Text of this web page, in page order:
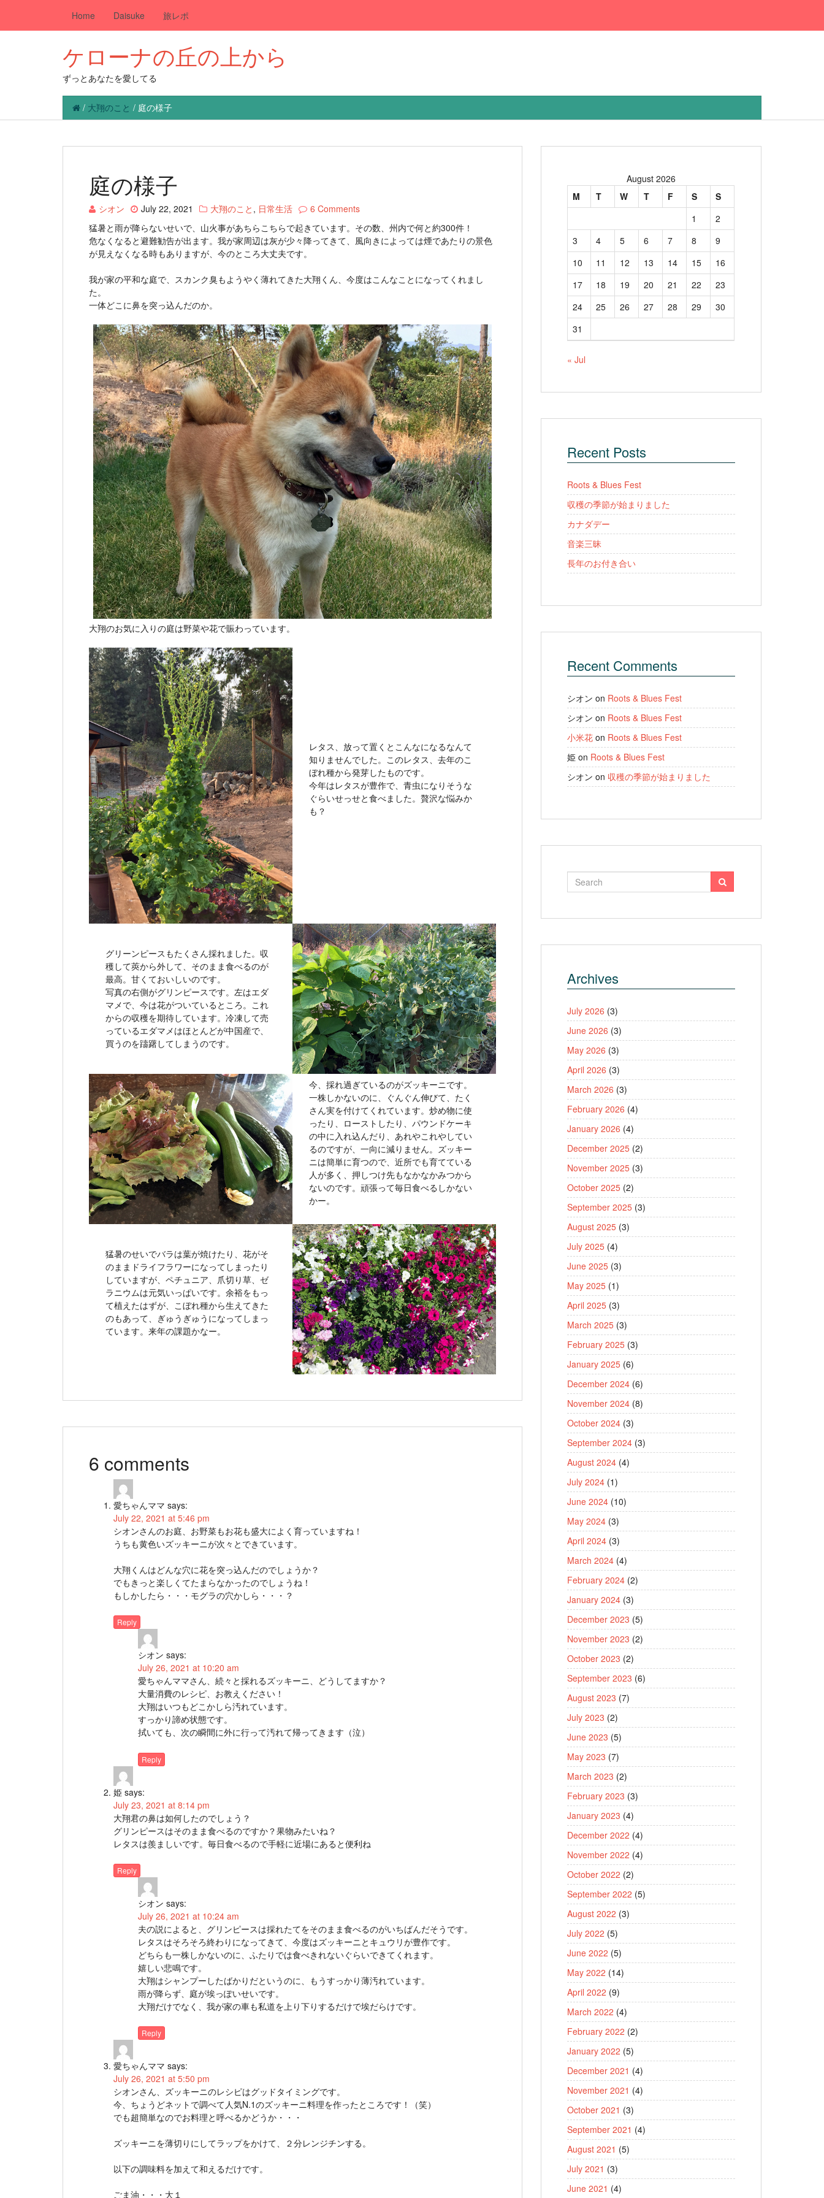
Home Daisuke 旅レポ
ケローナの丘の上から
ずっとあなたを愛してる
/ 大翔のこと / 庭の様子
庭の様子
シオン July 22, 2021 大翔のこと , 日常生活
6 Comments
猛暑と雨が降らないせいで、山火事があちらこちらで起きています。その数、州内で何と約300件！
危なくなると避難勧告が出ます。我が家周辺は灰が少々降ってきて、風向きによっては煙であたりの景色
が見えなくなる時もありますが、今のところ大丈夫です。
我が家の平和な庭で、スカンク臭もようやく薄れてきた大翔くん、今度はこんなことになってくれまし
た。
一体どこに鼻を突っ込んだのか。
大翔のお気に入りの庭は野菜や花で賑わっています。
レタス、放って置くとこんなになるなんて
知りませんでした。このレタス、去年のこ
ぼれ種から発芽したものです。
今年はレタスが豊作で、青虫になりそうな
ぐらいせっせと食べました。贅沢な悩みか
も？
グリーンピースもたくさん採れました。収
穫して莢から外して、そのまま食べるのが
最高。甘くておいしいのです。
写真の右側がグリンピースです。左はエダ
マメで、今は花がついているところ。これ
からの収穫を期待しています。冷凍して売
っているエダマメはほとんどが中国産で、
買うのを躊躇してしまうのです。
今、採れ過ぎているのがズッキーニです。
一株しかないのに、ぐんぐん伸びて、たく
さん実を付けてくれています。炒め物に使
ったり、ローストしたり、パウンドケーキ
の中に入れ込んだり、あれやこれやしてい
るのですが、一向に減りません。ズッキー
ニは簡単に育つので、近所でも育てている
人が多く、押しつけ先もなかなかみつから
ないのです。頑張って毎日食べるしかない
かー。
猛暑のせいでバラは葉が焼けたり、花がそ
のままドライフラワーになってしまったり
していますが、ペチュニア、爪切り草、ゼ
ラニウムは元気いっぱいです。余裕をもっ
て植えたはずが、こぼれ種から生えてきた
のもあって、ぎゅうぎゅうになってしまっ
ています。来年の課題かなー。
6 comments
愛ちゃんママ says:
July 22, 2021 at 5:46 pm
シオンさんのお庭、お野菜もお花も盛大によく育っていますね！
うちも黄色いズッキーニが次々とできています。
大翔くんはどんな穴に花を突っ込んだのでしょうか？
でもきっと楽しくてたまらなかったのでしょうね！
もしかしたら・・・モグラの穴かしら・・・？
Reply
シオン says:
July 26, 2021 at 10:20 am
愛ちゃんママさん、続々と採れるズッキーニ、どうしてますか？
大量消費のレシピ、お教えください！
大翔はいつもどこかしら汚れています。
すっかり諦め状態です。
拭いても、次の瞬間に外に行って汚れて帰ってきます（泣）
Reply
姫 says:
July 23, 2021 at 8:14 pm
大翔君の鼻は如何したのでしょう？
グリンピースはそのまま食べるのですか？果物みたいね？
レタスは羨ましいです。毎日食べるので手軽に近場にあると便利ね
Reply
シオン says:
July 26, 2021 at 10:24 am
夫の説によると、グリンピースは採れたてをそのまま食べるのがいちばんだそうです。
レタスはそろそろ終わりになってきて、今度はズッキーニとキュウリが豊作です。
どちらも一株しかないのに、ふたりでは食べきれないぐらいできてくれます。
嬉しい悲鳴です。
大翔はシャンプーしたばかりだというのに、もうすっかり薄汚れています。
雨が降らず、庭が埃っぽいせいです。
大翔だけでなく、我が家の車も私道を上り下りするだけで埃だらけです。
Reply
愛ちゃんママ says:
July 26, 2021 at 5:50 pm
シオンさん、ズッキーニのレシピはグッドタイミングです。
今、ちょうどネットで調べて人気N.1のズッキーニ料理を作ったところです！（笑）
でも超簡単なのでお料理と呼べるかどうか・・・
ズッキーニを薄切りにしてラップをかけて、２分レンジチンする。
以下の調味料を加えて和えるだけです。
ごま油・・・大１
August 2026
M
T W T F S
S
1
2
3
4 5 6 7 8
9
10
11 12 13 14 15
16
17
18 19 20 21 22
23
24
25 26 27 28 29
30
31
« Jul
Recent Posts
Roots & Blues Fest
収穫の季節が始まりました
カナダデー
音楽三昧
長年のお付き合い
Recent Comments
シオン on Roots & Blues Fest
シオン on Roots & Blues Fest
小米花 on Roots & Blues Fest
姫 on Roots & Blues Fest
シオン on 収穫の季節が始まりました
Archives
July 2026 (3)
June 2026 (3)
May 2026 (3)
April 2026 (3)
March 2026 (3)
February 2026 (4)
January 2026 (4)
December 2025 (2)
November 2025 (3)
October 2025 (2)
September 2025 (3)
August 2025 (3)
July 2025 (4)
June 2025 (3)
May 2025 (1)
April 2025 (3)
March 2025 (3)
February 2025 (3)
January 2025 (6)
December 2024 (6)
November 2024 (8)
October 2024 (3)
September 2024 (3)
August 2024 (4)
July 2024 (1)
June 2024 (10)
May 2024 (3)
April 2024 (3)
March 2024 (4)
February 2024 (2)
January 2024 (3)
December 2023 (5)
November 2023 (2)
October 2023 (2)
September 2023 (6)
August 2023 (7)
July 2023 (2)
June 2023 (5)
May 2023 (7)
March 2023 (2)
February 2023 (3)
January 2023 (4)
December 2022 (4)
November 2022 (4)
October 2022 (2)
September 2022 (5)
August 2022 (3)
July 2022 (5)
June 2022 (5)
May 2022 (14)
April 2022 (9)
March 2022 (4)
February 2022 (2)
January 2022 (5)
December 2021 (4)
November 2021 (4)
October 2021 (3)
September 2021 (4)
August 2021 (5)
July 2021 (3)
June 2021 (4)